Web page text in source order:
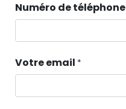
Numéro de téléphone
Votre email *